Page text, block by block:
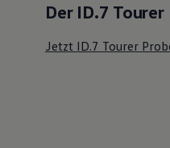
Der ID.7 Tourer
Jetzt ID.7 Tourer